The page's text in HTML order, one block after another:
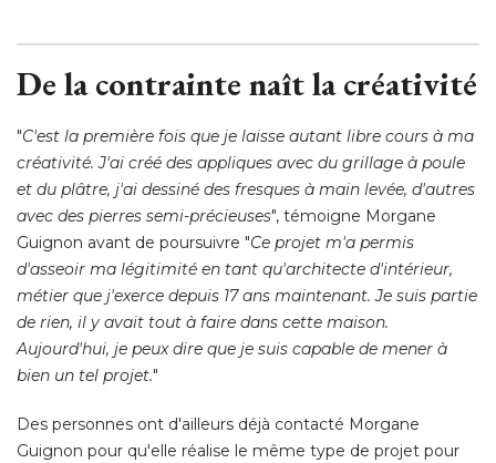
De la contrainte naît la créativité
"C'est la première fois que je laisse autant libre cours à ma
créativité. J'ai créé des appliques avec du grillage à poule
et du plâtre, j'ai dessiné des fresques à main levée, d'autres
avec des pierres semi-précieuses", témoigne Morgane
Guignon avant de poursuivre "Ce projet m'a permis
d'asseoir ma légitimité en tant qu'architecte d'intérieur,
métier que j'exerce depuis 17 ans maintenant. Je suis partie
de rien, il y avait tout à faire dans cette maison.
Aujourd'hui, je peux dire que je suis capable de mener à
bien un tel projet."
Des personnes ont d'ailleurs déjà contacté Morgane
Guignon pour qu'elle réalise le même type de projet pour